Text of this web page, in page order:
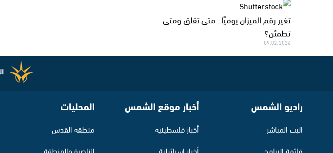
تغير رقم الميزان يوميًا.. متى تقلق ومتى
تطمئن؟
09.02.2026
راديو الشمس
البث المباشر
أخبار موقع الشمس
أخبار فلسطينية
المحليات
منطقة القدس